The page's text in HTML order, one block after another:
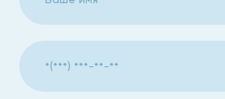
Туберкулез.
Болезни плевры.